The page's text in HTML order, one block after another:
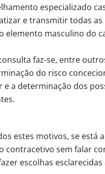
especializado
e transmitir todas
elemento masculino do
faz-se, entre
do risco
e a determinação dos
estes motivos, se está
contracetivo sem falar
escolhas